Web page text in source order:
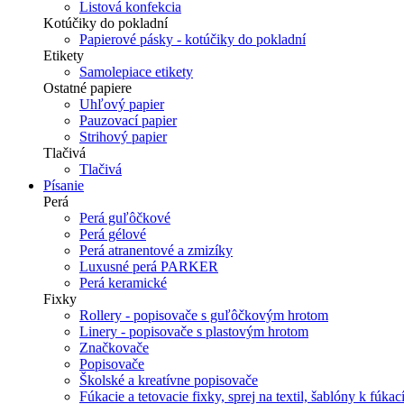
Listová konfekcia
Kotúčiky do pokladní
Papierové pásky - kotúčiky do pokladní
Etikety
Samolepiace etikety
Ostatné papiere
Uhľový papier
Pauzovací papier
Strihový papier
Tlačivá
Tlačivá
Písanie
Perá
Perá guľôčkové
Perá gélové
Perá atranentové a zmizíky
Luxusné perá PARKER
Perá keramické
Fixky
Rollery - popisovače s guľôčkovým hrotom
Linery - popisovače s plastovým hrotom
Značkovače
Popisovače
Školské a kreatívne popisovače
Fúkacie a tetovacie fixky, sprej na textil, šablóny k